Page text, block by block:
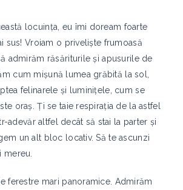
locuința, eu îmi doream foarte
sus! Vroiam o priveliște frumoasă
admirăm răsăriturile și apusurile de
cum mișună lumea grăbită la sol,
felinarele și luminițele, cum se
oraș. Ți se taie respirația de la astfel
adevăr altfel decât să stai la parter și
un alt bloc locativ. Să te ascunzi
ferestre mari panoramice. Admirăm